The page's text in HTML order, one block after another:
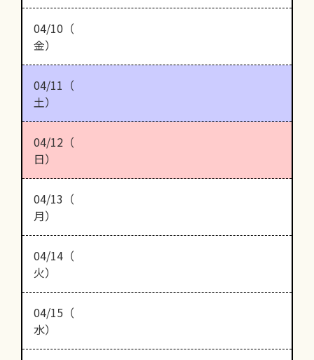
04/10（
金）
04/11（
土）
04/12（
日）
04/13（
月）
04/14（
火）
04/15（
水）